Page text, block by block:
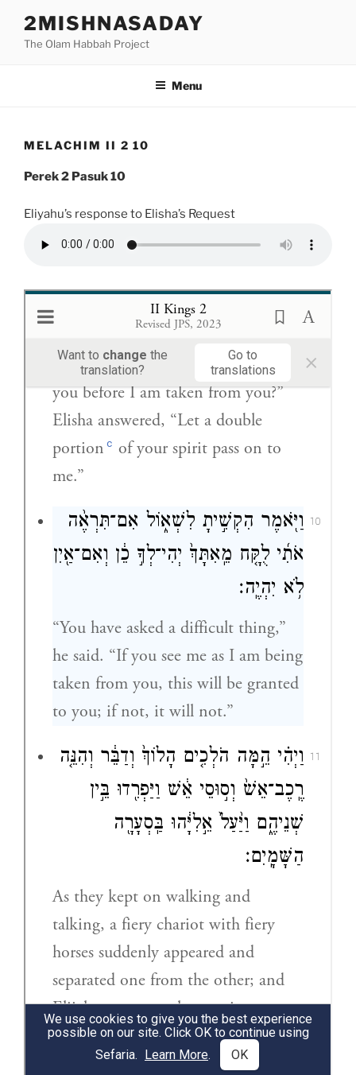
content
2MISHNASADAY
The Olam Habbah Project
Menu
MELACHIM II 2 10
Perek 2 Pasuk 10
Eliyahu’s response to Elisha’s Request